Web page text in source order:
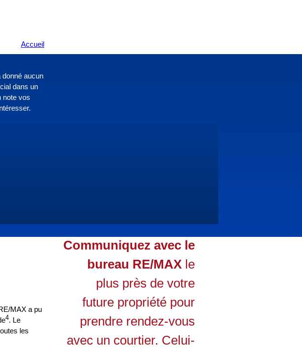
Accueil
aucun
dans un
note vos
MAX a pu
4. Le
les
Communiquez avec le
bureau RE/MAX le
plus près de votre
future propriété pour
prendre rendez-vous
avec un courtier. Celui-